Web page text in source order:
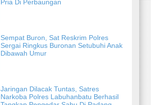
Pria Di Perbaungan
Sempat Buron, Sat Reskrim Polres
Sergai Ringkus Buronan Setubuhi Anak
Dibawah Umur
Jaringan Dilacak Tuntas, Satres
Narkoba Polres Labuhanbatu Berhasil